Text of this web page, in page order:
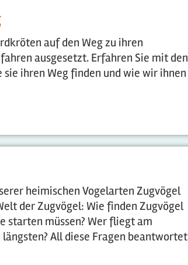
auf den Weg zu ihren
ausgesetzt. Erfahren Sie mit den
ihren Weg finden und wie wir ihnen
heimischen Vogelarten Zugvögel
der Zugvögel: Wie finden Zugvögel
starten müssen? Wer fliegt am
All diese Fragen beantwortet